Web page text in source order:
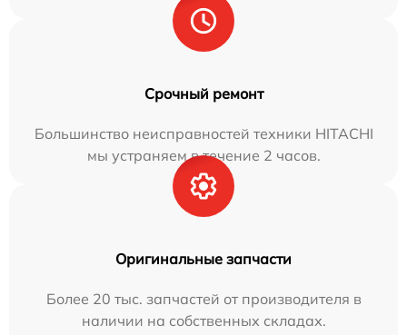
Срочный ремонт
Большинство неисправностей техники HITACHI
мы устраняем в течение 2 часов.
Оригинальные запчасти
Более 20 тыс. запчастей от производителя в
наличии на собственных складах.